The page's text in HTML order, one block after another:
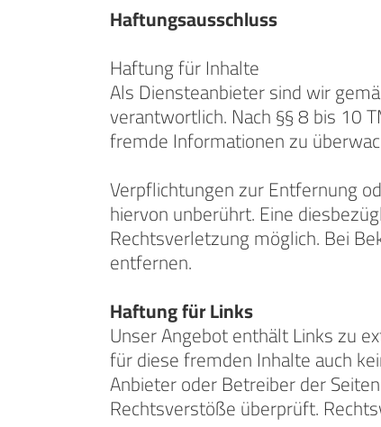
Haftungsausschluss
Haftung für Inhalte
Als Diensteanbieter sind wir
verantwortlich. Nach §§ 8 bis 10
fremde Informationen zu
Verpflichtungen zur Entfernung
hiervon unberührt. Eine
Rechtsverletzung möglich. Bei
entfernen.
Haftung für Links
Unser Angebot enthält Links zu
für diese fremden Inhalte auch
Anbieter oder Betreiber der
Rechtsverstöße überprüft.